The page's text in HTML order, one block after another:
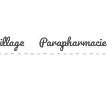
Parapharmacie